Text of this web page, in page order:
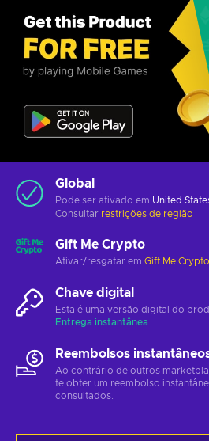
Global
Pode ser ativado em United
Consultar restrições de região
Gift Me Crypto
Ativar/resgatar em Gift Me Crypto
Chave digital
Esta é uma versão digital do
Entrega instantânea
Reembolsos
Ao contrário de outros
te obter um reembolso
consultados.